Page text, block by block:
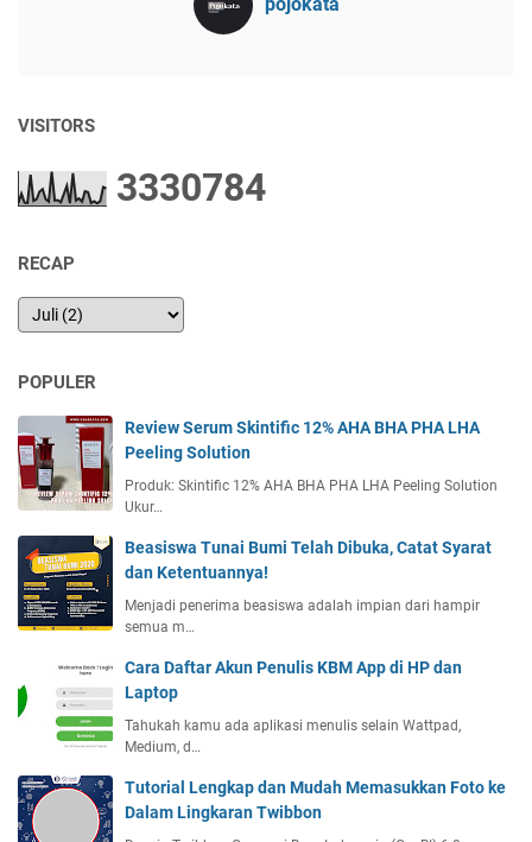
VISITORS
3330784
RECAP
POPULER
Review Serum Skintific 12% AHA BHA PHA LHA
Peeling Solution
Produk: Skintific 12% AHA BHA PHA LHA Peeling Solution
Ukur…
Beasiswa Tunai Bumi Telah Dibuka, Catat Syarat
dan Ketentuannya!
Menjadi penerima beasiswa adalah impian dari hampir
semua m…
Cara Daftar Akun Penulis KBM App di HP dan
Laptop
Tahukah kamu ada aplikasi menulis selain Wattpad,
Medium, d…
Tutorial Lengkap dan Mudah Memasukkan Foto ke
Dalam Lingkaran Twibbon